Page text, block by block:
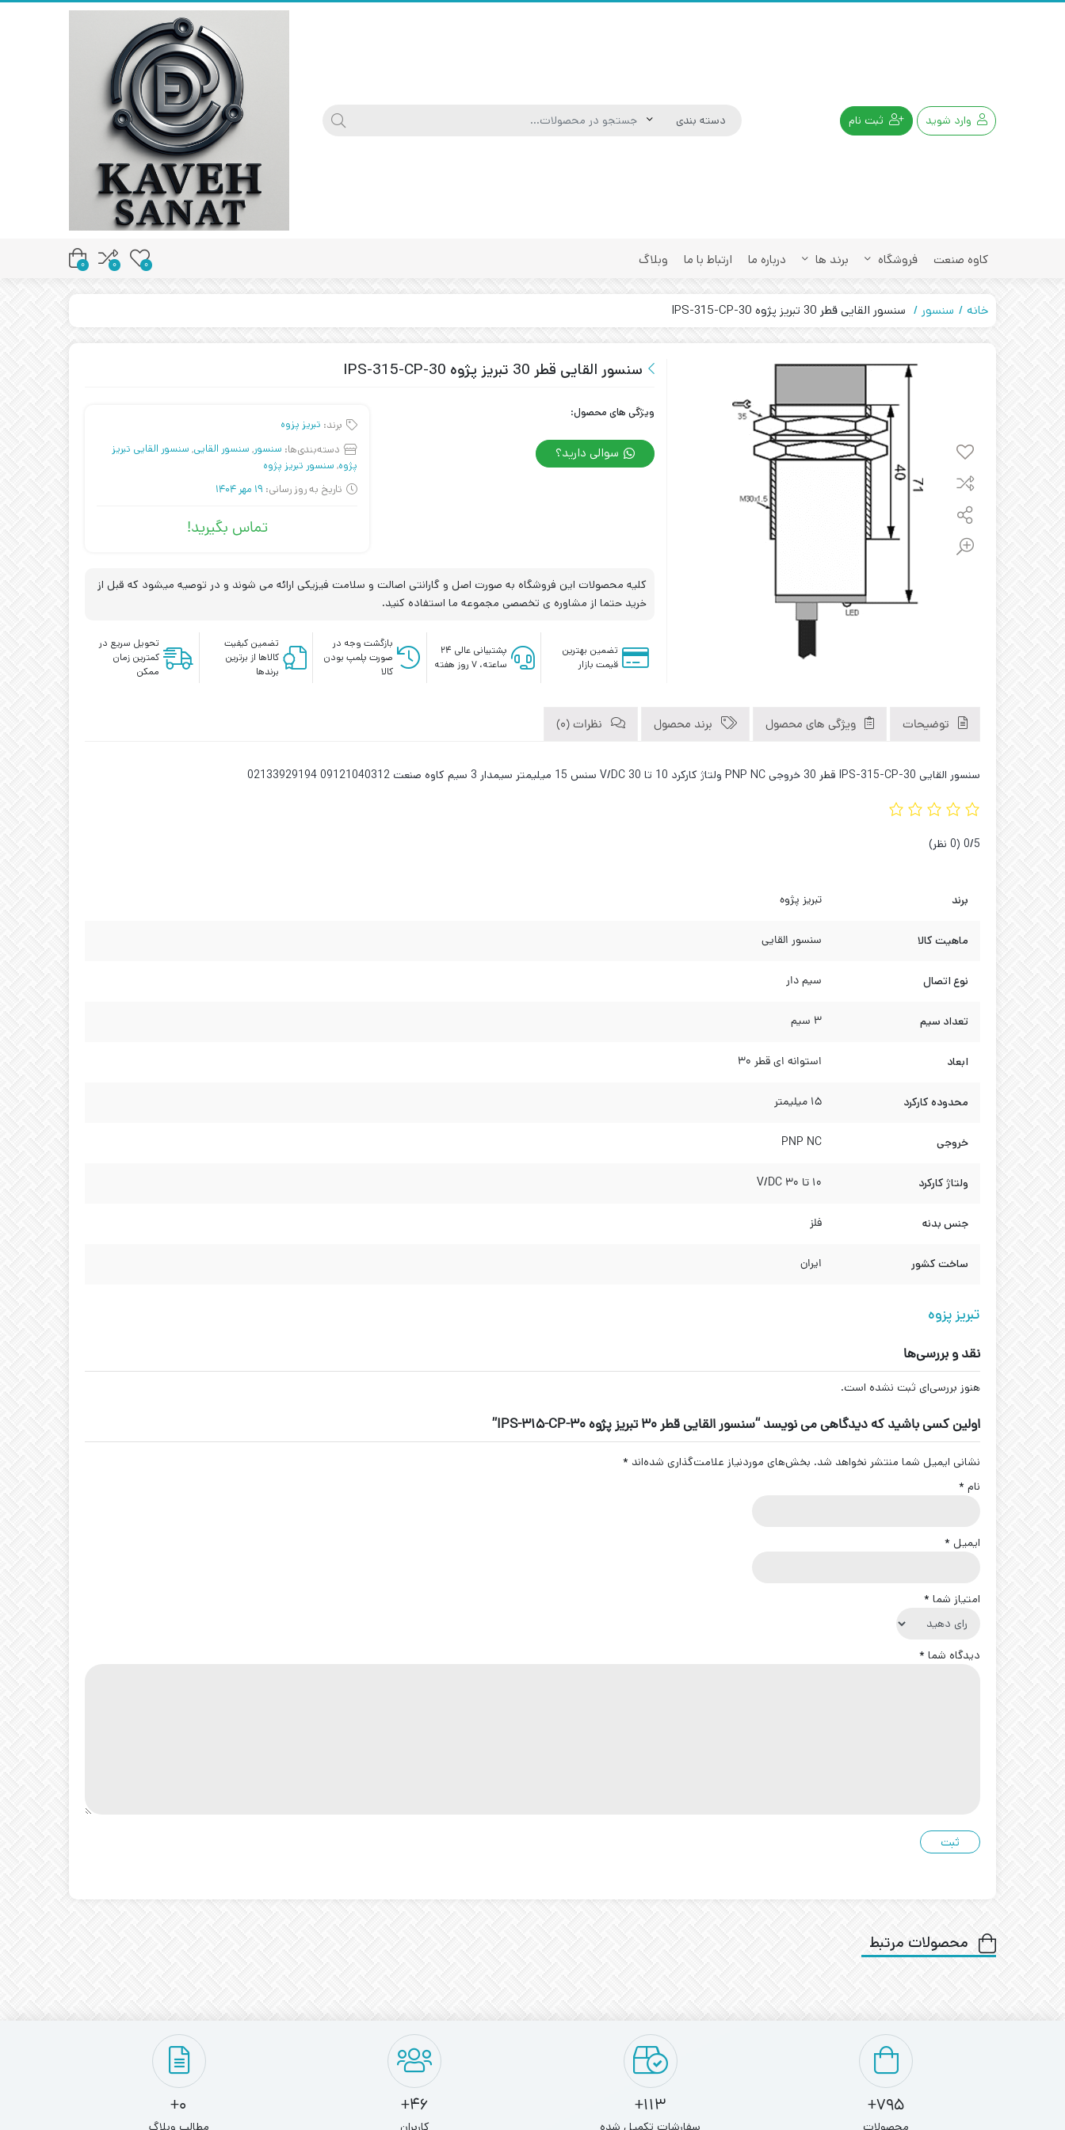
وارد شوید ثبت نام
کاوه صنعت فروشگاه برند ها درباره ما ارتباط با ما وبلاگ 0
0
0
خانه سنسور سنسور القایی قطر 30 تبریز پژوه IPS-315-CP-30
سنسور القایی قطر 30 تبریز پژوه IPS-315-CP-30
ویژگی های محصول:
سوالی دارید؟
برند: تبریز پزوه
دسته‌بندی‌ها: سنسور, سنسور القایی, سنسور القایی تبریز
پژوه, سنسور تبریز پژوه
تاریخ به روز رسانی: 19 مهر 1404
تماس بگیرید!
کلیه محصولات این فروشگاه به صورت اصل و گارانتی اصالت و سلامت فیزیکی ارائه می شوند و در توصیه میشود که قبل از
خرید حتما از مشاوره ی تخصصی مجموعه ما استفاده کنید.
تضمین بهترین
قیمت بازار
پشتیبانی عالی ۲۴
ساعته، ۷ روز هفته
بازگشت وجه در
صورت پلمپ بودن
کالا
تضمین کیفیت
کالاها از برترین
برندها
تحویل سریع در
کمترین زمان
ممکن
توضیحات ویژگی های محصول برند محصول نظرات (0)
سنسور القایی IPS-315-CP-30 قطر 30 خروجی PNP NC ولتاژ کارکرد 10 تا 30 V/DC سنس 15 میلیمتر سیمدار 3 سیم کاوه صنعت 09121040312 02133929194
‫0/5 ‫(0 نظر)
برند تبریز پژوه
ماهیت کالا سنسور القایی
نوع اتصال سیم دار
تعداد سیم 3 سیم
ابعاد استوانه ای قطر 30
محدوده کارکرد 15 میلیمتر
خروجی PNP NC
ولتاژ کارکرد 10 تا 30 V/DC
جنس بدنه فلز
ساخت کشور ایران
تبریز پزوه
نقد و بررسی‌ها
هنوز بررسی‌ای ثبت نشده است.
اولین کسی باشید که دیدگاهی می نویسد “سنسور القایی قطر 30 تبریز پژوه IPS-315-CP-30”
نشانی ایمیل شما منتشر نخواهد شد. بخش‌های موردنیاز علامت‌گذاری شده‌اند *
نام *
ایمیل *
امتیاز شما *
دیدگاه شما *
محصولات مرتبط
795+
113+
46+
0+